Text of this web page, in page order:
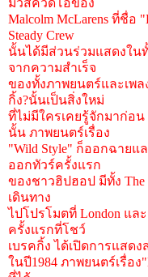
มิวสิควีดีโอของ
Malcolm McLarens ที่ชื่อ
Steady Crew
นั้นได้มีส่วนร่วมแสดงใน
จากความสำเร็จ
ของทั้งภาพยนตร์และเพ
กิ้ง?นั้นเป็นสิ่งใหม่
ที่ไม่มีใครเคยรู้จักมาก่อ
นั้น ภาพยนตร์เรื่อง
"Wild Style" ก็ออกฉายแ
ออกทัวร์ครั้งแรก
ของชาวฮิปฮอป มีทั้ง The
เดินทาง
ไปโปรโมตที่ London แล
ครั้งแรกที่โชว์
เบรคกิ้ง ได้เปิดการแสด
ในปี1984 ภาพยนตร์เรื่อง